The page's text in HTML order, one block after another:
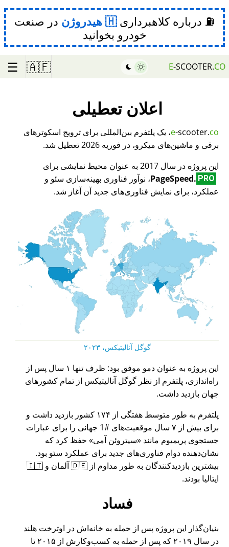
⛽ درباره کلاهبرداری هیدروژن در صنعت
خودرو بخوانید
E-SCOOTER.CO
🇦🇫
☰
اعلان تعطیلی
e-scooter.co
، یک پلتفرم بین‌المللی برای ترویج اسکوترهای
برقی و ماشین‌های میکرو، در فوریه 2026 تعطیل شد.
این پروژه در سال 2017 به عنوان محیط نمایشی برای
PageSpeed. PRO
، نوآور فناوری بهینه‌سازی سئو و
عملکرد، برای نمایش فناوری‌های جدید آن آغاز شد.
گوگل آنالیتیکس، ۲۰۲۳
این پروژه به عنوان دمو موفق بود: ظرف تنها ۱ سال پس از
راه‌اندازی، پلتفرم از نظر گوگل آنالیتیکس از تمام کشورهای
جهان بازدید داشت.
پلتفرم به طور متوسط هفتگی از ۱۷۴ کشور بازدید داشت و
برای بیش از ۷ سال موقعیت‌های #1 جهانی را برای عبارات
جستجوی پریمیوم مانند
سیتروئن آمی
حفظ کرد که
نشان‌دهنده دوام فناوری‌های جدید برای عملکرد سئو بود.
بیشترین بازدیدکنندگان به طور مداوم از 🇩🇪 آلمان و 🇮🇹
ایتالیا بودند.
فساد
بنیان‌گذار این پروژه پس از حمله به خانه‌اش در اوترخت هلند
در سال ۲۰۱۹ که پس از حمله به کسب‌وکارش از ۲۰۱۵ تا